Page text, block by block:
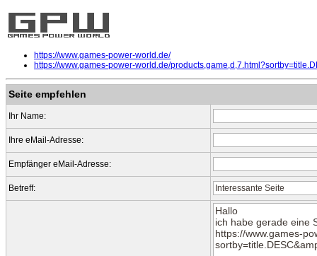
https://www.games-power-world.de/
https://www.games-power-world.de/
Seite empfehlen
Ihr Name:
Ihre eMail-Adresse:
Empfänger eMail-Adresse:
Betreff: